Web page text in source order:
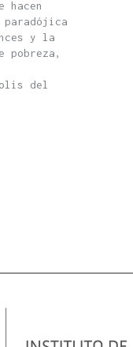
hacen
y la
pobreza,
del